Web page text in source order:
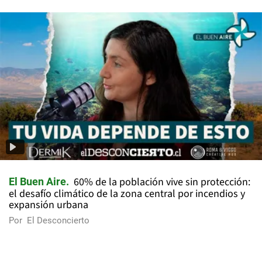
El Buen Aire
60% de la población vive sin protección:
el desafío climático de la zona central por incendios y
expansión urbana
Por El Desconcierto